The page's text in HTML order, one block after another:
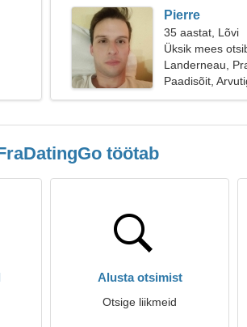
Pierre
35 aastat, Lõvi
Üksik mees
Landerneau,
Paadisõit,
töötab
Alusta otsimist
Otsige liikmeid